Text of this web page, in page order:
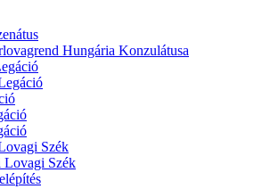
Hungária Konzulátusa
Szék
Lovagi Szék